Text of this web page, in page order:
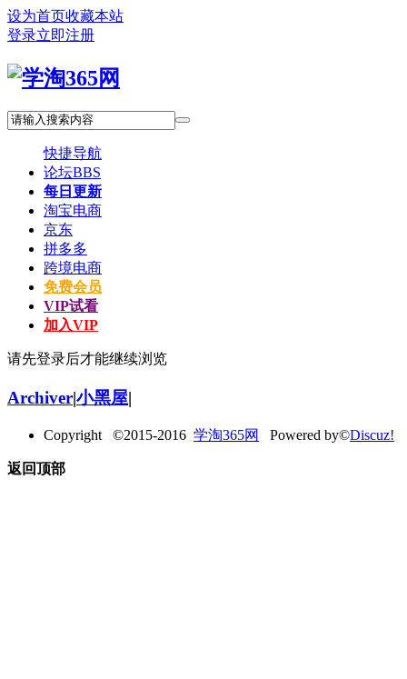
设为首页收藏本站
登录立即注册
快捷导航
论坛BBS
每日更新
淘宝电商
京东
拼多多
跨境电商
免费会员
VIP试看
加入VIP
请先登录后才能继续浏览
Archiver|小黑屋|
Copyright ©2015-2016 学淘365网 Powered by©Discuz!
返回顶部